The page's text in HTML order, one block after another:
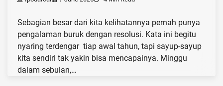
Sebagian besar dari kita kelihatannya pernah punya
pengalaman buruk dengan resolusi. Kata ini begitu
nyaring terdengar tiap awal tahun, tapi sayup-sayup
kita sendiri tak yakin bisa mencapainya. Minggu
dalam sebulan,…